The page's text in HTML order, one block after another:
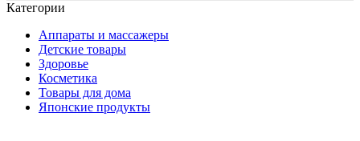
Категории
Аппараты и массажеры
Детские товары
Здоровье
Косметика
Товары для дома
Японские продукты